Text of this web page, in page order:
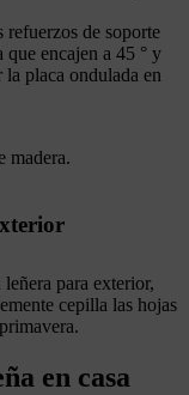
de soporte
encajen a 45 ° y
placa ondulada en
madera.
para exterior,
cepilla las hojas
en casa